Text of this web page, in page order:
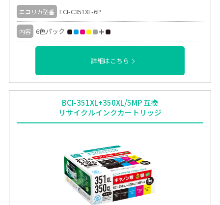
エコリカ型番 ECI-C351XL-6P
内容 6色パック
詳細はこちら
BCI-351XL+350XL/5MP 互換
リサイクルインクカートリッジ